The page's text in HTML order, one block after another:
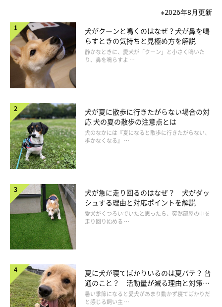
※2026年8月更新
犬がクーンと鳴くのはなぜ？犬が鼻を鳴
らすときの気持ちと見極め方を解説
静かなときに、愛犬が「クーン」と小さく鳴いた
り、鼻を鳴らすよ …
犬が夏に散歩に行きたがらない場合の対
応 犬の夏の散歩の注意点とは
犬のなかには『夏になると散歩に行きたがらない、
歩かなくなる』 …
犬が急に走り回るのはなぜ？ 犬がダッ
シュする理由と対応ポイントを解説
愛犬がくつろいでいたと思ったら、突然部屋の中を
走り回り始める …
夏に犬が寝てばかりいるのは夏バテ？ 普
通のこと？ 活動量が減る理由と対策と
は
暑い季節になると愛犬があまり動かず寝てばかりだ
と感じる飼い主 …